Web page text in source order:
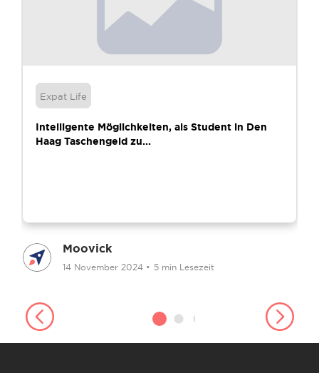
Expat Life
Intelligente Möglichkeiten, als Student in Den
Haag Taschengeld zu...
Moovick
14 November 2024 • 5 min Lesezeit